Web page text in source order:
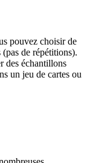
pouvez choisir de
de répétitions).
des échantillons
un jeu de cartes ou